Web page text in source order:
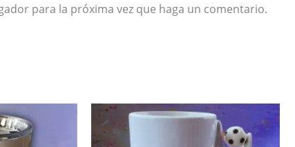
para la próxima vez que haga un comentario.